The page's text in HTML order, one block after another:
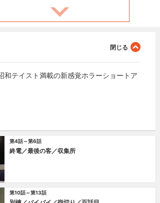
和テイスト満載の新感覚ホラーショートア
第4話～第6話
終電／最後の客／収集所
第10話～第13話